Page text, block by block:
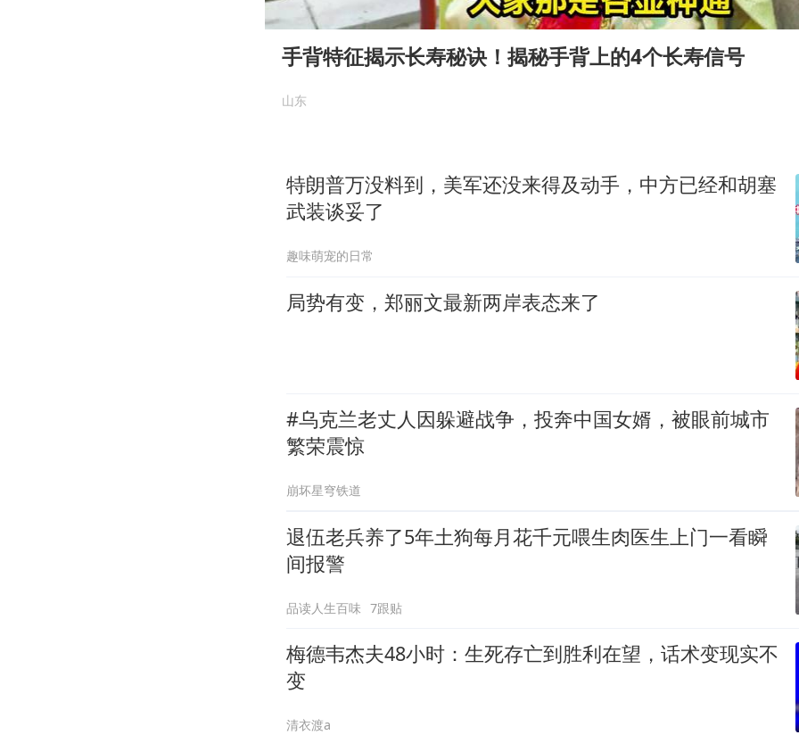
台风白海豚最新路径研判来了
船舶避风项目停工 多地全力防台风
服务实体经济 财政金融打出组合拳
手背特征揭示长寿秘诀！揭秘手背上的4个长寿信号
山东
特朗普万没料到，美军还没来得及动手，中方已经和胡塞
武装谈妥了
趣味萌宠的日常
局势有变，郑丽文最新两岸表态来了
#乌克兰老丈人因躲避战争，投奔中国女婿，被眼前城市
繁荣震惊
崩坏星穹铁道
退伍老兵养了5年土狗每月花千元喂生肉医生上门一看瞬
间报警
品读人生百味 7跟贴
梅德韦杰夫48小时：生死存亡到胜利在望，话术变现实不
变
清衣渡a